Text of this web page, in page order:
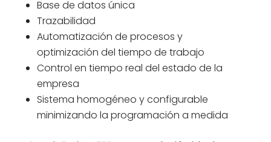
Base de datos única
Trazabilidad
Automatización de procesos y
optimización del tiempo de trabajo
Control en tiempo real del estado de la
empresa
Sistema homogéneo y configurable
minimizando la programación a medida